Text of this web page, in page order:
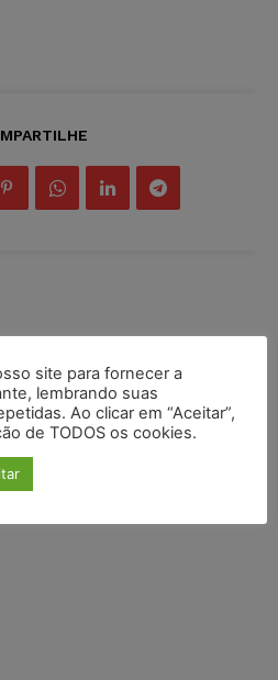
site para fornecer a
lembrando suas
Ao clicar em “Aceitar”,
de TODOS os cookies.